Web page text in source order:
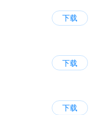
下载
下载
下载